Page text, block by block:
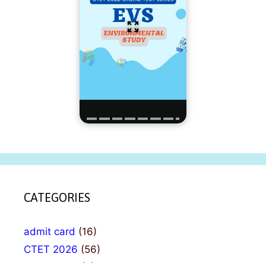
CATEGORIES
admit card (16)
CTET 2026 (56)